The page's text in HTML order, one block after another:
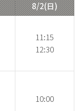
8/2(日)
11:15
12:30
10:00